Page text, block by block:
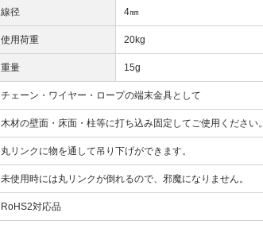
線径 4㎜
使用荷重 20kg
重量 15g
チェーン・ワイヤー・ロープの端末金具として
木材の壁面・床面・柱等に打ち込み固定してご使用ください。
丸リンクに物を通して吊り下げができます。
未使用時には丸リンクが倒れるので、邪魔になりません。
RoHS2対応品